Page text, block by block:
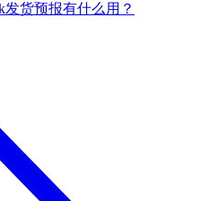
货预报有什么用？